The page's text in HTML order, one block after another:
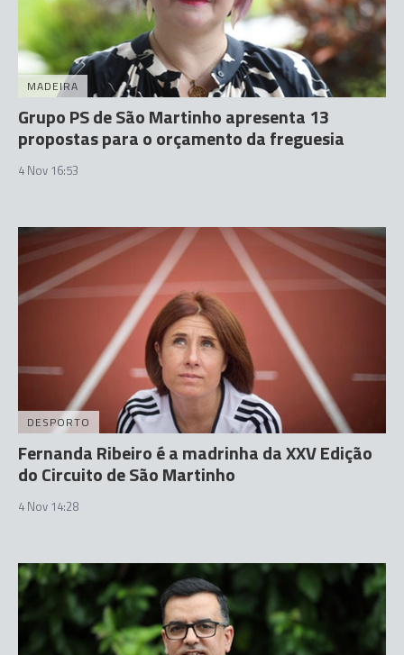
MADEIRA
Grupo PS de São Martinho apresenta 13
propostas para o orçamento da freguesia
4 Nov 16:53
DESPORTO
Fernanda Ribeiro é a madrinha da XXV Edição
do Circuito de São Martinho
4 Nov 14:28